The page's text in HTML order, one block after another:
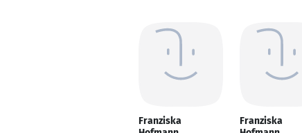
Franziska
Franziska